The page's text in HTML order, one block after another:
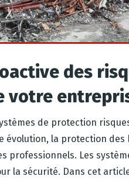
des
votre
de protection
évolution, la protection
professionnels. Les
la sécurité. Dans cet